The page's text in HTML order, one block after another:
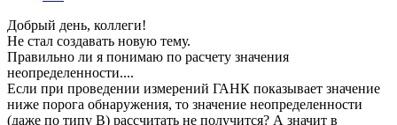
Добрый день, коллеги!
Не стал создавать новую тему.
Правильно ли я понимаю по расчету значения
неопределенности....
Если при проведении измерений ГАНК показывает значение
ниже порога обнаружения, то значение неопределенности
(даже по типу В) рассчитать не получится? А значит в